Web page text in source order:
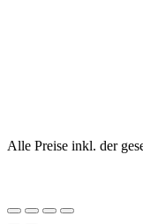
Alle Preise inkl. der